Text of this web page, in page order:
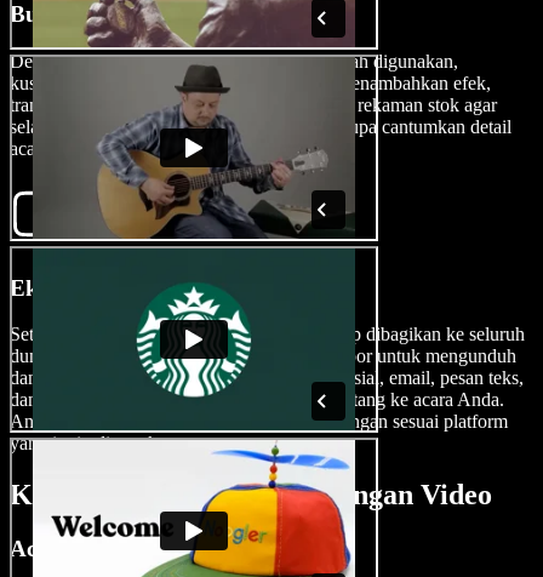
Buat Undangan Video Anda
Dengan antarmuka drag-and-drop yang mudah digunakan,
kustomisasi undangan video Anda dengan menambahkan efek,
transisi, audio, font, visual, stiker, musik, dan rekaman stok agar
selaras dengan suasana acara Anda. Jangan lupa cantumkan detail
acara seperti waktu, tanggal, dan lokasi.
Ekspor Undangan Video Anda
Setelah selesai dikustomisasi, video Anda siap dibagikan ke seluruh
dunia. Pratinjau proyek Anda lalu tekan Ekspor untuk mengunduh
dan membagikan undangan melalui media sosial, email, pesan teks,
dan lain sebagainya untuk mengajak tamu datang ke acara Anda.
Anda juga dapat menyesuaikan ukuran undangan sesuai platform
yang ingin digunakan.
Kapan Menggunakan Undangan Video
Acara Spesial dan Perayaan